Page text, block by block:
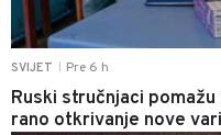
SVIJET Pre 6 h
Ruski stručnjaci
rano otkrivanje nove